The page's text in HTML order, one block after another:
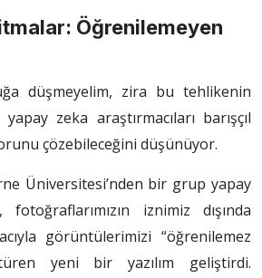
Öğrenilemeyen
düşmeyelim, zira bu tehlikenin
zeka araştırmacıları barışçıl
çözebileceğini düşünüyor.
Üniversitesi’nden bir grup yapay
fotoğraflarımızın iznimiz dışında
görüntülerimizi “öğrenilemez
yeni bir yazılım geliştirdi.